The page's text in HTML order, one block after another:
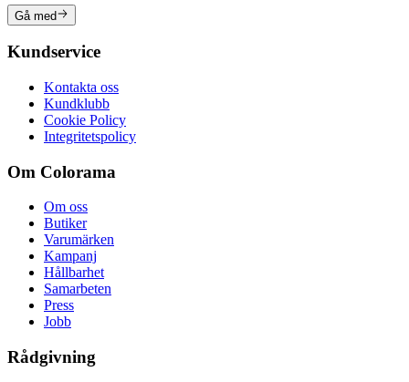
Gå med
Kundservice
Kontakta oss
Kundklubb
Cookie Policy
Integritetspolicy
Om Colorama
Om oss
Butiker
Varumärken
Kampanj
Hållbarhet
Samarbeten
Press
Jobb
Rådgivning